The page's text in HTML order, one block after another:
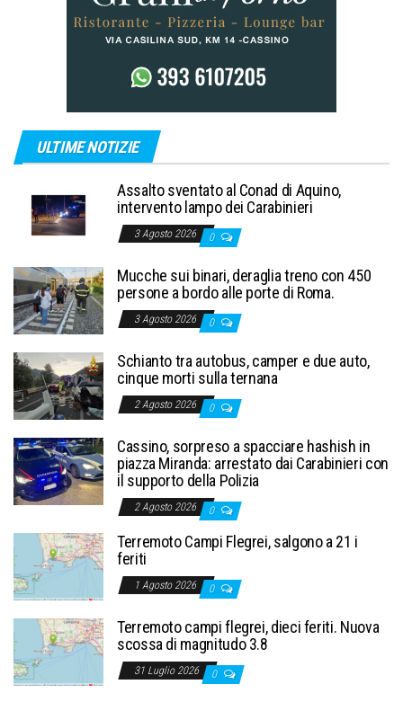
ULTIME NOTIZIE
Assalto sventato al Conad di Aquino,
intervento lampo dei Carabinieri
3 Agosto 2026 0
Mucche sui binari, deraglia treno con 450
persone a bordo alle porte di Roma.
3 Agosto 2026 0
Schianto tra autobus, camper e due auto,
cinque morti sulla ternana
2 Agosto 2026 0
Cassino, sorpreso a spacciare hashish in
piazza Miranda: arrestato dai Carabinieri con
il supporto della Polizia
2 Agosto 2026 0
Terremoto Campi Flegrei, salgono a 21 i
feriti
1 Agosto 2026 0
Terremoto campi flegrei, dieci feriti. Nuova
scossa di magnitudo 3.8
31 Luglio 2026 0